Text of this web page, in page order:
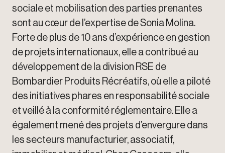
sociale et mobilisation des parties prenantes
sont au cœur de l’expertise de Sonia Molina.
Forte de plus de 10 ans d’expérience en gestion
de projets internationaux, elle a contribué au
développement de la division RSE de
Bombardier Produits Récréatifs, où elle a piloté
des initiatives phares en responsabilité sociale
et veillé à la conformité réglementaire. Elle a
également mené des projets d’envergure dans
les secteurs manufacturier, associatif,